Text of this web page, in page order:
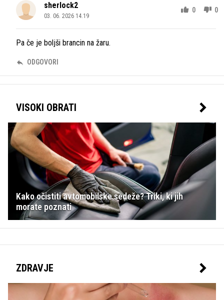
sherlock2
03. 06. 2026 14.19
0 0
Pa če je boljši brancin na žaru.
ODGOVORI
VISOKI OBRATI
Kako očistiti avtomobilske sedeže? Triki, ki jih
morate poznati
ZDRAVJE